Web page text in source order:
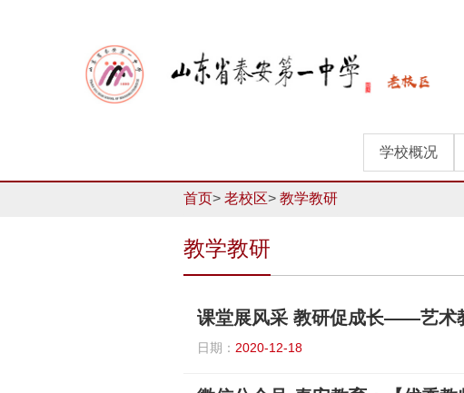
学校概况
首页> 老校区> 教学教研
教学教研
课堂展风采 教研促成长——艺术
日期： 2020-12-18